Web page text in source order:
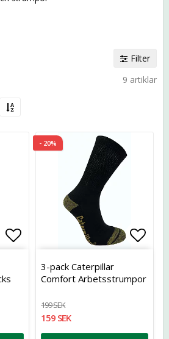
Filter
9 artiklar
Lägg till i favoritlistan
- 20%
3-pack Caterpillar
Comfort Arbetsstrumpor
199 SEK
159 SEK